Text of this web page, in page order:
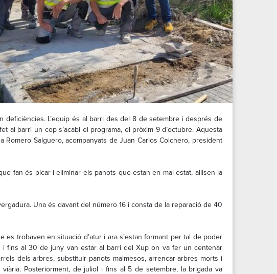
L’equip és al barri des del 8 de setembre i després de
al barri un cop s’acabi el programa, el pròxim 9 d’octubre. Aquesta
Romero Salguero, acompanyats de Juan Carlos Colchero, president
fan és picar i eliminar els panots que estan en mal estat, allisen la
Una és davant del número 16 i consta de la reparació de 40
trobaven en situació d’atur i ara s’estan formant per tal de poder
i fins al 30 de juny van estar al barri del Xup on va fer un centenar
dels arbres, substituir panots malmesos, arrencar arbres morts i
Posteriorment, de juliol i fins al 5 de setembre, la brigada va